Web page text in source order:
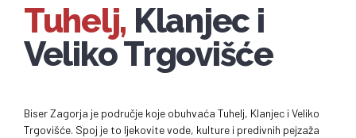
Tuhelj, Klanjec i
Veliko Trgovišće
Biser Zagorja je područje koje obuhvaća Tuhelj, Klanjec i Veliko
Trgovišće. Spoj je to ljekovite vode, kulture i predivnih pejzaža